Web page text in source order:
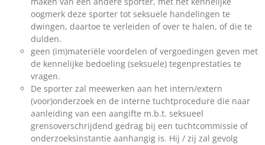
oogmerk deze sporter tot seksuele handelingen te
dwingen, daartoe te verleiden of over te halen, of die te
dulden.
geen (im)materiële voordelen of vergoedingen geven met
de kennelijke bedoeling (seksuele) tegenprestaties te
vragen.
De sporter zal meewerken aan het intern/extern
(voor)onderzoek en de interne tuchtprocedure die naar
aanleiding van een aangifte m.b.t. seksueel
grensoverschrijdend gedrag bij een tuchtcommissie of
onderzoeksinstantie aanhangig is. Hij / zij zal gevolg